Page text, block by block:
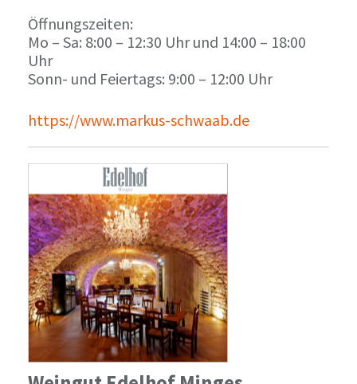
Öffnungszeiten:
Mo – Sa: 8:00 – 12:30 Uhr und 14:00 – 18:00
Uhr
Sonn- und Feiertags: 9:00 – 12:00 Uhr
https://www.markus-schwaab.de